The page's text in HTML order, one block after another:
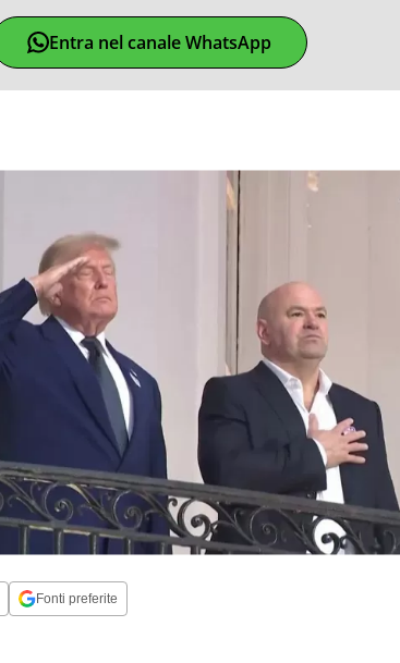
Entra nel canale WhatsApp
Fonti preferite